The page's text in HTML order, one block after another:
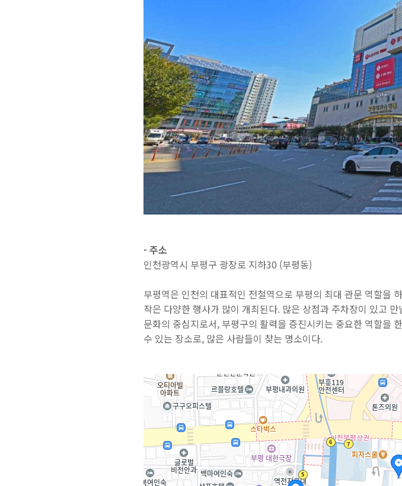
- 주소
인천광역시 부평구 광장로 지하30 (부평동)
부평역은 인천의 대표적인 전철역으로 부평의 최대 관문 역할을
작은 다양한 행사가 많이 개최된다. 많은 상점과 주차장이 있고
문화의 중심지로서, 부평구의 활력을 증진시키는 중요한 역할을
수 있는 장소로, 많은 사람들이 찾는 명소이다.